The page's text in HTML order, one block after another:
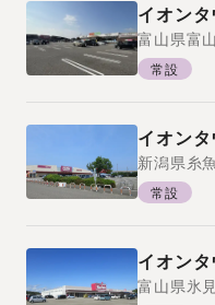
イオン
富山県富
常設
イオン
新潟県糸
常設
イオン
富山県氷